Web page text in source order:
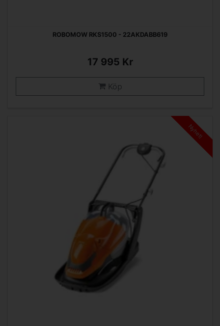
ROBOMOW RKS1500 - 22AKDABB619
17 995 Kr
Köp
Nyhet!